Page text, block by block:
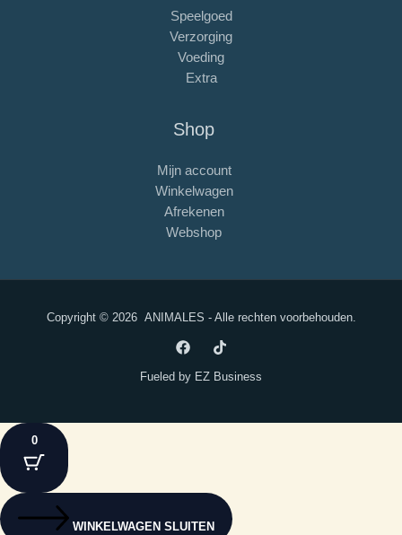
Speelgoed
Verzorging
Voeding
Extra
Shop
Mijn account
Winkelwagen
Afrekenen
Webshop
Copyright © 2026 ANIMALES - Alle rechten voorbehouden.
Fueled by EZ Business
0
WINKELWAGEN SLUITEN